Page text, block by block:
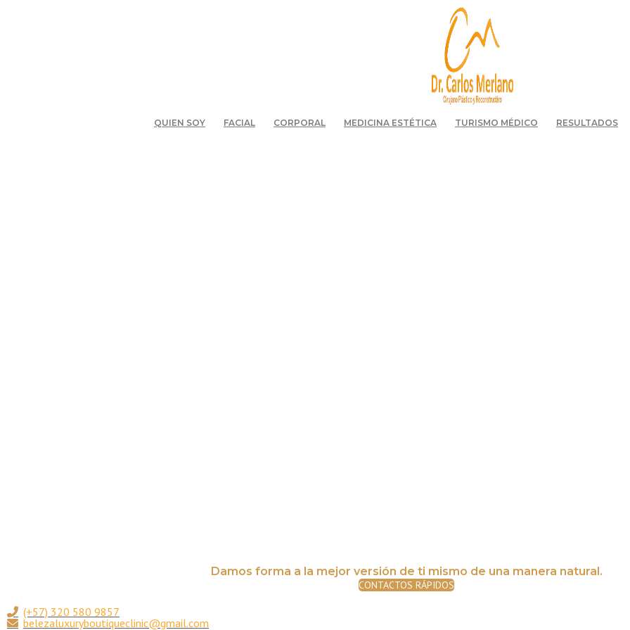
QUIEN SOY FACIAL CORPORAL MEDICINA ESTÉTICA TURISMO MÉDICO RESULTADOS
Damos forma a la mejor versión de ti mismo de una manera natural.
CONTACTOS RÁPIDOS
(+57) 320 580 9857
belezaluxuryboutiqueclinic@gmail.com